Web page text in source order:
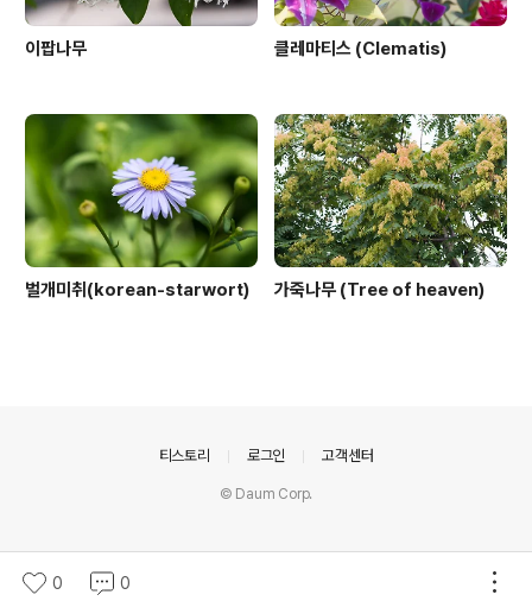
이팝나무 클레마티스 (Clematis)
벌개미취(korean-starwort) 가죽나무 (Tree of heaven)
0 0
티스토리 로그인 고객센터
© Daum Corp.